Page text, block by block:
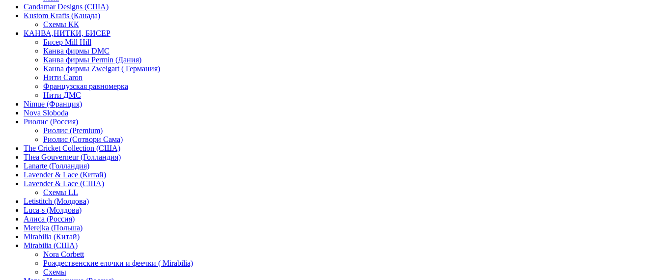
Candamar Designs (США)
Kustom Krafts (Канада)
Схемы КК
КАНВА,НИТКИ, БИСЕР
Бисер Mill Hill
Канва фирмы DMC
Канва фирмы Permin (Дания)
Канва фирмы Zweigart ( Германия)
Нити Caron
Французская равномерка
Нити ДМС
Nimue (Франция)
Nova Sloboda
Риолис (Россия)
Риолис (Premium)
Риолис (Сотвори Сама)
The Cricket Collection (США)
Thea Gouverneur (Голландия)
Lanarte (Голландия)
Lavender & Lace (Китай)
Lavender & Lace (США)
Схемы LL
Letistitch (Молдова)
Luca-s (Молдова)
Алиса (Россия)
Merejka (Польша)
Mirabilia (Китай)
Mirabilia (США)
Nora Corbett
Рождественские елочки и феечки ( Mirabilia)
Схемы